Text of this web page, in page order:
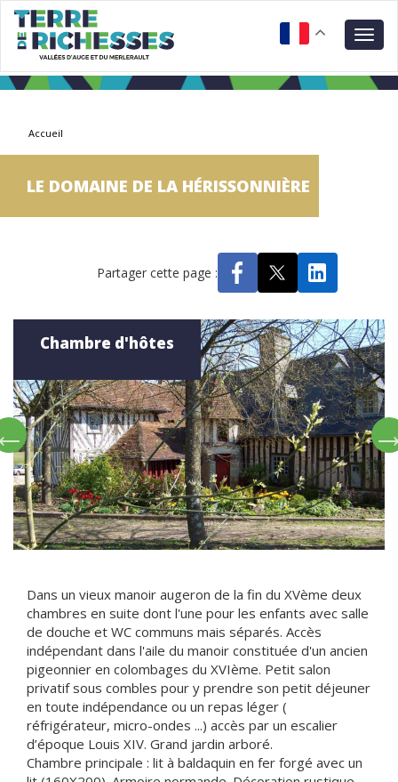
Aller
contenu
principal
Accueil
LE DOMAINE DE LA HÉRISSONNIÈRE
Partager cette page :
Chambre d'hôtes
Dans un vieux manoir augeron de la fin du XVème deux
chambres en suite dont l'une pour les enfants avec salle
de douche et WC communs mais séparés. Accès
indépendant dans l'aile du manoir constituée d'un ancien
pigeonnier en colombages du XVIème. Petit salon
privatif sous combles pour y prendre son petit déjeuner
en toute indépendance ou un repas léger (
réfrigérateur, micro-ondes ...) accès par un escalier
d’époque Louis XIV. Grand jardin arboré.
Chambre principale : lit à baldaquin en fer forgé avec un
Panneau de gestion des cookies